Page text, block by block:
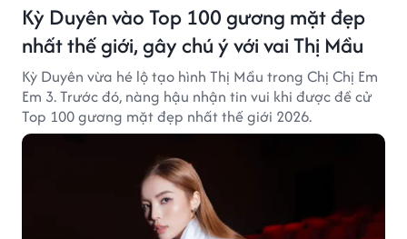
Kỳ Duyên vào Top 100 gương mặt đẹp
nhất thế giới, gây chú ý với vai Thị Mầu
Kỳ Duyên vừa hé lộ tạo hình Thị Mầu trong Chị Chị Em
Em 3. Trước đó, nàng hậu nhận tin vui khi được đề cử
Top 100 gương mặt đẹp nhất thế giới 2026.